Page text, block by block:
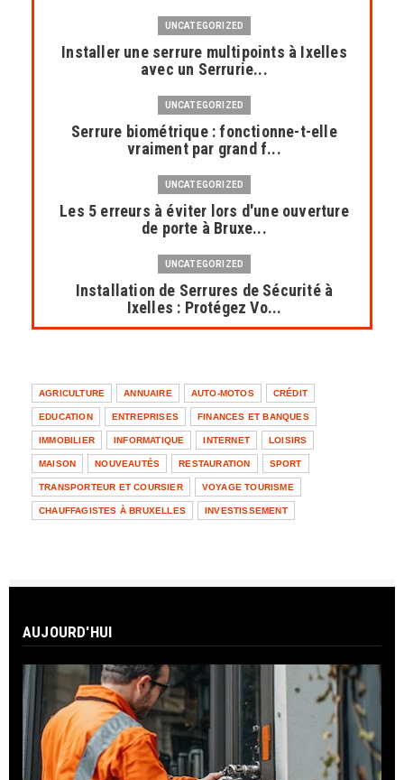
UNCATEGORIZED
Installer une serrure multipoints à Ixelles
avec un Serrurie...
UNCATEGORIZED
Serrure biométrique : fonctionne-t-elle
vraiment par grand f...
UNCATEGORIZED
Les 5 erreurs à éviter lors d'une ouverture
de porte à Bruxe...
UNCATEGORIZED
Installation de Serrures de Sécurité à
Ixelles : Protégez Vo...
intervention rapide et...
UNCATEGORIZED
Solutions de serrurerie professionnelles
pour syndics à Brux...
UNCATEGORIZED
AGRICULTURE ANNUAIRE AUTO-MOTOS CRÉDIT
EDUCATION ENTREPRISES FINANCES ET BANQUES
IMMOBILIER INFORMATIQUE INTERNET LOISIRS
MAISON NOUVEAUTÉS RESTAURATION SPORT
TRANSPORTEUR ET COURSIER VOYAGE TOURISME
CHAUFFAGISTES À BRUXELLES INVESTISSEMENT
AUJOURD'HUI